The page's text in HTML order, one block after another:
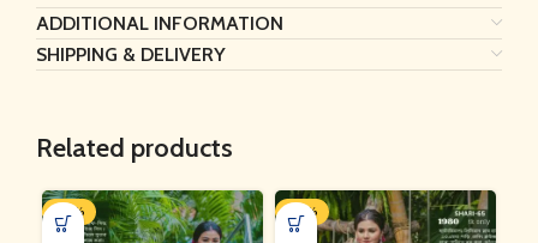
ADDITIONAL INFORMATION
SHIPPING & DELIVERY
Related products
-10% -10%